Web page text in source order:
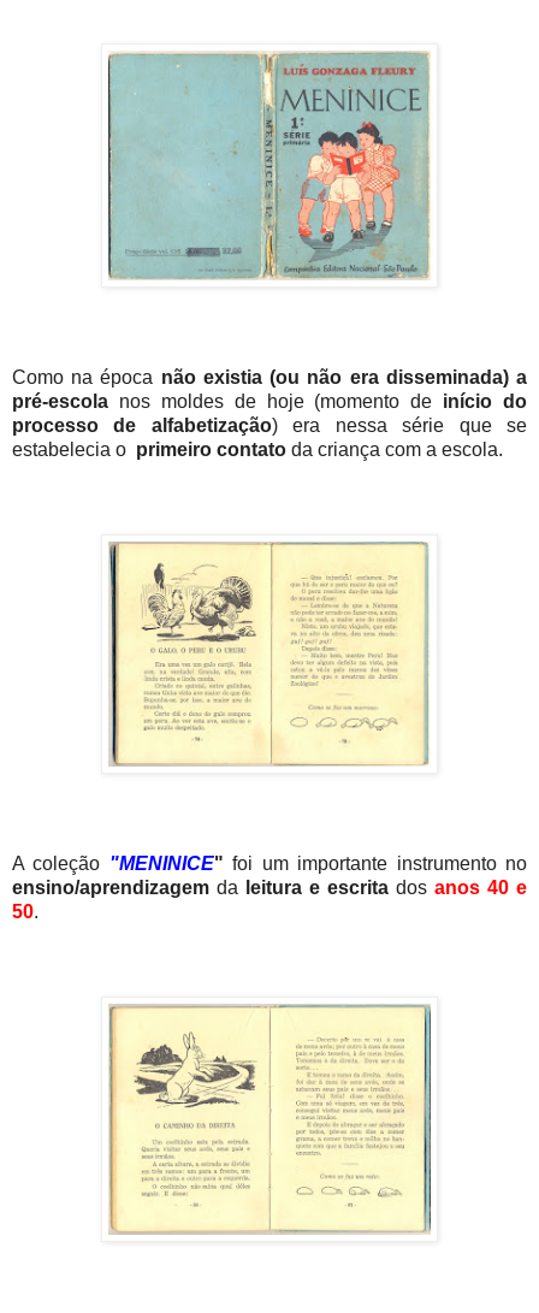
Como na época não existia (ou não era disseminada) a
pré-escola nos moldes de hoje (momento de início do
processo de alfabetização) era nessa série que se
estabelecia o primeiro contato da criança com a escola.
A coleção "MENINICE" foi um importante instrumento no
ensino/aprendizagem da leitura e escrita dos anos 40 e
50.